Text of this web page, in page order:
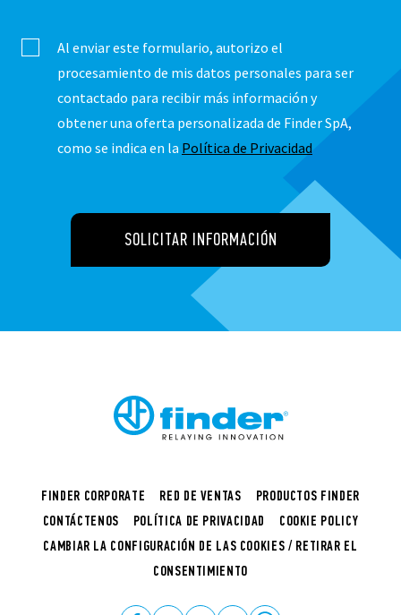
Al enviar este formulario, autorizo ​​el
procesamiento de mis datos personales para ser
contactado para recibir más información y
obtener una oferta personalizada de Finder SpA,
como se indica en la Política de Privacidad
SOLICITAR INFORMACIÓN
FINDER CORPORATE RED DE VENTAS
PRODUCTOS FINDER
CONTÁCTENOS
POLÍTICA DE PRIVACIDAD
COOKIE POLICY
CAMBIAR LA CONFIGURACIÓN DE LAS COOKIES / RETIRAR EL
CONSENTIMIENTO